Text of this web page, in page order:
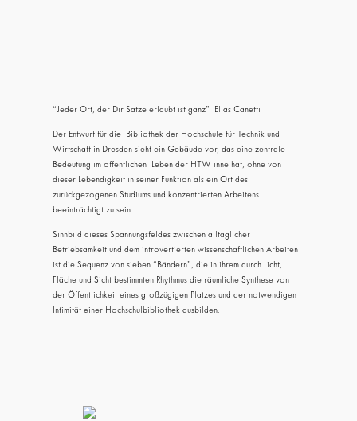
“Jeder Ort, der Dir Sätze erlaubt ist ganz” Elias Canetti
Der Entwurf für die Bibliothek der Hochschule für Technik und
Wirtschaft in Dresden sieht ein Gebäude vor, das eine zentrale
Bedeutung im öffentlichen Leben der HTW inne hat, ohne von
dieser Lebendigkeit in seiner Funktion als ein Ort des
zurückgezogenen Studiums und konzentrierten Arbeitens
beeinträchtigt zu sein.
Sinnbild dieses Spannungsfeldes zwischen alltäglicher
Betriebsamkeit und dem introvertierten wissenschaftlichen Arbeiten
ist die Sequenz von sieben “Bändern”, die in ihrem durch Licht,
Fläche und Sicht bestimmten Rhythmus die räumliche Synthese von
der Öffentlichkeit eines großzügigen Platzes und der notwendigen
Intimität einer Hochschulbibliothek ausbilden.